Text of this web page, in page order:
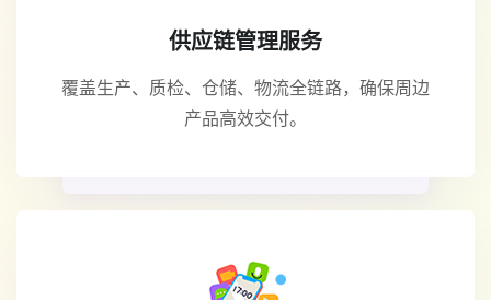
供应链管理服务
覆盖生产、质检、仓储、物流全链路，确保周边
产品高效交付。